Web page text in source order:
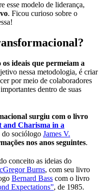
esse modelo de liderança,
. Ficou curioso sobre o
ideais que permeiam a
nessa metodologia, é criar
por meio de colaboradores
dentro de suas
surgiu com o livro
and Charisma in a
do sociólogo James V.
nos anos seguintes.
conceito as ideias do
Burns, com seu livro
Bernard Bass com o livro
Expectations”, de 1985.